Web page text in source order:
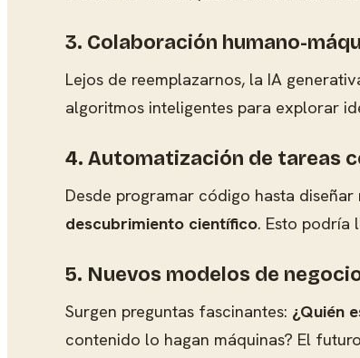
3. Colaboración humano-
Lejos de reemplazarnos, la IA
algoritmos inteligentes para explorar
4. Automatización de tareas
Desde programar código hasta
descubrimiento científico. Esto podría
5. Nuevos modelos de
Surgen preguntas fascinantes: ¿Quién
contenido lo hagan máquinas? El